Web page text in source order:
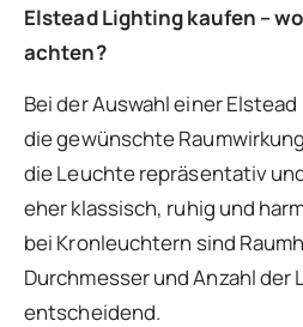
Elstead Lighting kaufen –
achten?
Bei der Auswahl einer
die gewünschte
die Leuchte repräsentativ
eher klassisch, ruhig und
bei Kronleuchtern sind
Durchmesser und Anzahl der
entscheidend.